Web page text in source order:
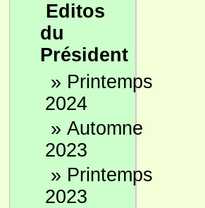
Editos
du
Président
» Printemps
2024
» Automne
2023
» Printemps
2023